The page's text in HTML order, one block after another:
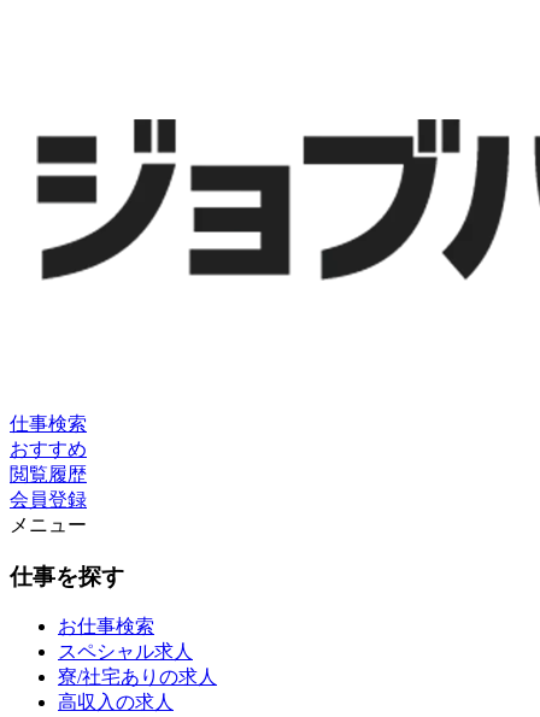
仕事検索
おすすめ
閲覧履歴
会員登録
メニュー
仕事を探す
お仕事検索
スペシャル求人
寮/社宅ありの求人
高収入の求人